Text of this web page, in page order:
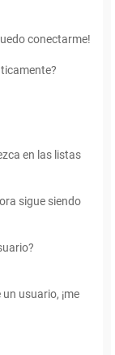
conectarme!
en las listas
sigue siendo
usuario, ¡me